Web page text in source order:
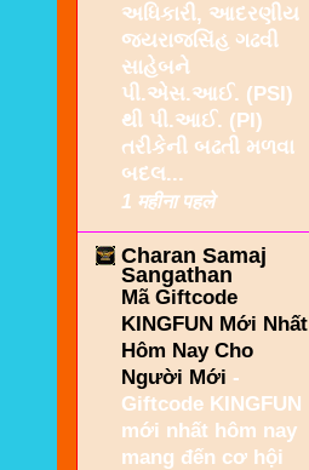
અધિકારી, આદરણીય
જયરાજસિંહ ગઢવી
સાહેબને
પી.એસ.આઈ. (PSI)
થી પી.આઈ. (PI)
તરીકેની બઢતી મળવા
બદલ...
1 महीना पहले
Charan Samaj
Sangathan
Mã Giftcode
KINGFUN Mới Nhất
Hôm Nay Cho
Người Mới -
Giftcode KINGFUN
mới nhất hôm nay
mang đến cơ hội